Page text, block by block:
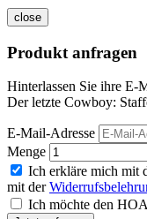
close
Produkt anfragen
Hinterlassen Sie ihre E-
Der letzte Cowboy:
E-Mail-Adresse
Menge
Ich erkläre mich mit
mit der
Ich möchte den